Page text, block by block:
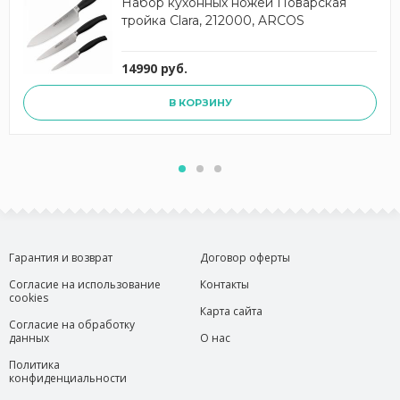
тройка Clara, 212000, ARCOS
14990 руб.
В КОРЗИНУ
Гарантия и возврат
Согласие на использование
cookies
Согласие на обработку
данных
Политика
конфиденциальности
Договор оферты
Контакты
Карта сайта
О нас